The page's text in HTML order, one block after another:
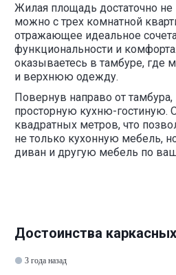
Жилая площадь достаточно не
можно с трех комнатной
отражающее идеальное
функциональности и
оказываетесь в тамбуре, где
и верхнюю одежду.
Повернув направо от
просторную кухню-гостиную.
квадратных метров, что
не только кухонную мебель,
диван и другую мебель по
Достоинства
3 года назад